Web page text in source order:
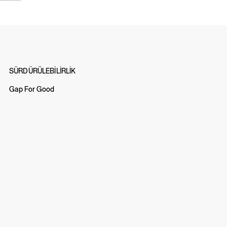
SÜRDÜRÜLEBİLİRLİK
Gap For Good